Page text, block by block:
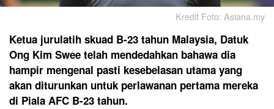
Kredit Foto: Asiana.my
Ketua jurulatih skuad B-23 tahun Malaysia, Datuk
Ong Kim Swee telah mendedahkan bahawa dia
hampir mengenal pasti kesebelasan utama yang
akan diturunkan untuk perlawanan pertama mereka
di Piala AFC B-23 tahun.